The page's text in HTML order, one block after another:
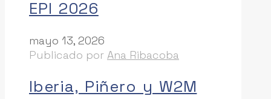
EPI 2026
mayo 13, 2026
Publicado por Ana Ribacoba
Iberia, Piñero y W2M